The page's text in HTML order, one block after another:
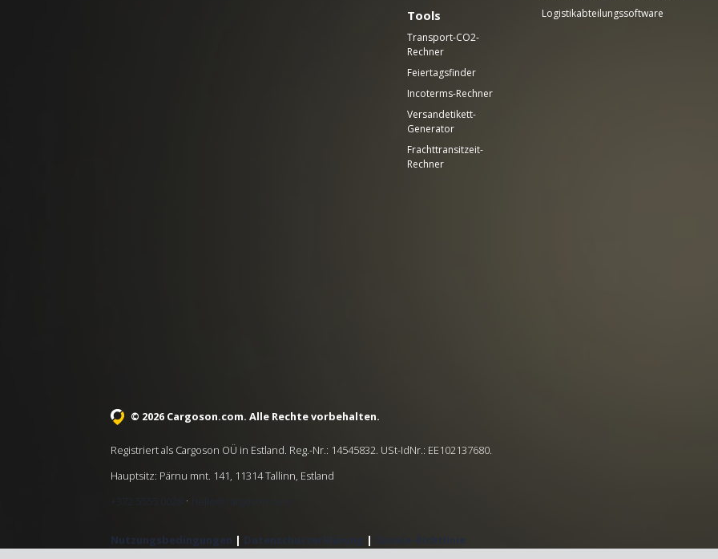
Tools
Transport-CO2-
Rechner
Feiertagsfinder
Incoterms-Rechner
Versandetikett-
Generator
Frachttransitzeit-
Rechner
Logistikabteilungssoftware
© 2026 Cargoson.com. Alle Rechte vorbehalten.
Registriert als Cargoson OÜ in Estland. Reg.-Nr.: 14545832. USt-IdNr.: EE102137680.
Hauptsitz: Pärnu mnt. 141, 11314 Tallinn, Estland
+372 5555 0028
· hello@cargoson.com
Nutzungsbedingungen | Datenschutzerklärung | Cookie-Richtlinie